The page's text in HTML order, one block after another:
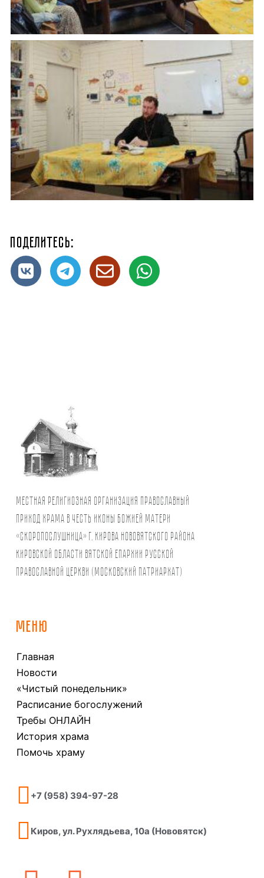
Поделитесь:
Местная религиозная организация православный
Приход храма в честь иконы Божией Матери
«Скоропослушница» г. Кирова Нововятского района
Кировской области Вятской Епархии Русской
Православной Церкви (Московский Патриархат)
МЕНЮ
Главная
Новости
«Чистый понедельник»
Расписание богослужений
Требы ОНЛАЙН
История храма
Помочь храму
+7 (958) 394-97-28
Киров, ул. Рухлядьева, 10а (Нововятск)